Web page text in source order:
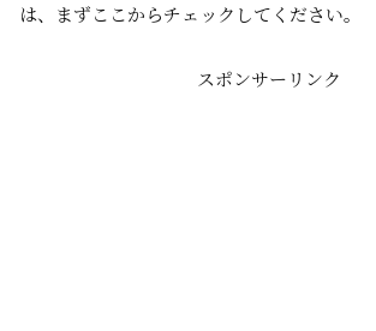
は、まずここからチェックしてください。
スポンサーリンク